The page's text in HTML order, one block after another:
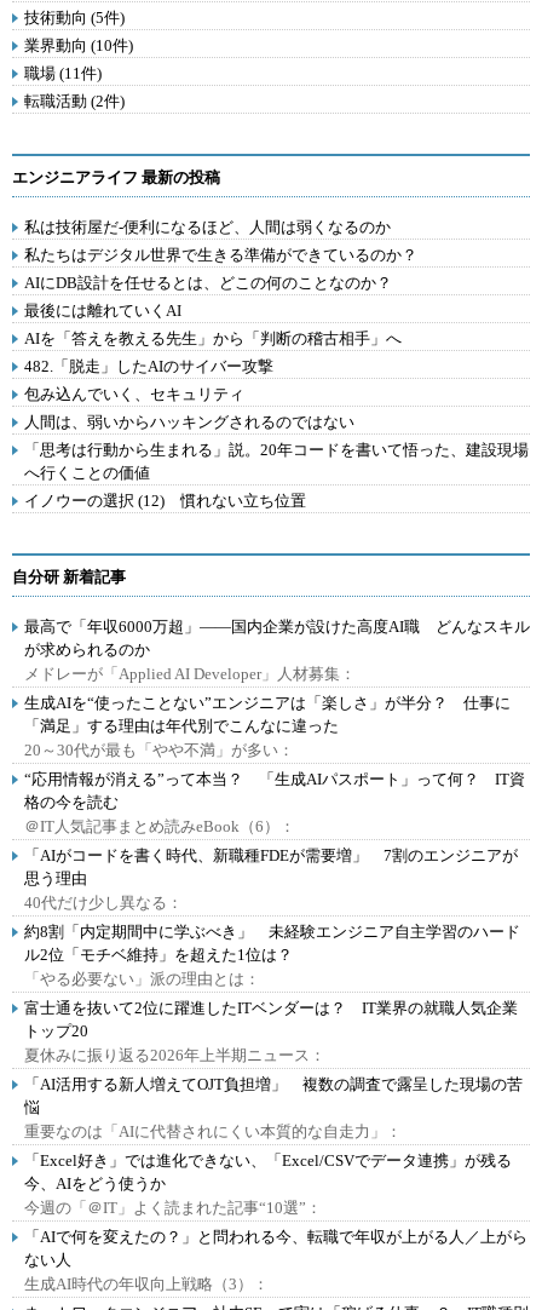
技術動向 (5件)
業界動向 (10件)
職場 (11件)
転職活動 (2件)
エンジニアライフ 最新の投稿
私は技術屋だ-便利になるほど、人間は弱くなるのか
私たちはデジタル世界で生きる準備ができているのか？
AIにDB設計を任せるとは、どこの何のことなのか？
最後には離れていくAI
AIを「答えを教える先生」から「判断の稽古相手」へ
482.「脱走」したAIのサイバー攻撃
包み込んでいく、セキュリティ
人間は、弱いからハッキングされるのではない
「思考は行動から生まれる」説。20年コードを書いて悟った、建設現場
へ行くことの価値
イノウーの選択 (12) 慣れない立ち位置
自分研 新着記事
最高で「年収6000万超」――国内企業が設けた高度AI職 どんなスキル
が求められるのか
メドレーが「Applied AI Developer」人材募集：
生成AIを“使ったことない”エンジニアは「楽しさ」が半分？ 仕事に
「満足」する理由は年代別でこんなに違った
20～30代が最も「やや不満」が多い：
“応用情報が消える”って本当？ 「生成AIパスポート」って何？ IT資
格の今を読む
＠IT人気記事まとめ読みeBook（6）：
「AIがコードを書く時代、新職種FDEが需要増」 7割のエンジニアが
思う理由
40代だけ少し異なる：
約8割「内定期間中に学ぶべき」 未経験エンジニア自主学習のハード
ル2位「モチベ維持」を超えた1位は？
「やる必要ない」派の理由とは：
富士通を抜いて2位に躍進したITベンダーは？ IT業界の就職人気企業
トップ20
夏休みに振り返る2026年上半期ニュース：
「AI活用する新人増えてOJT負担増」 複数の調査で露呈した現場の苦
悩
重要なのは「AIに代替されにくい本質的な自走力」：
「Excel好き」では進化できない、「Excel/CSVでデータ連携」が残る
今、AIをどう使うか
今週の「＠IT」よく読まれた記事“10選”：
「AIで何を変えたの？」と問われる今、転職で年収が上がる人／上がら
ない人
生成AI時代の年収向上戦略（3）：